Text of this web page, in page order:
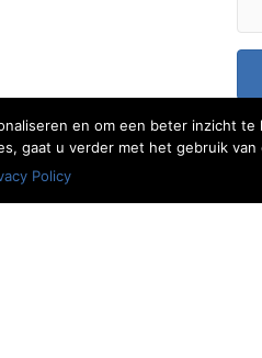
en om een beter inzicht
gaat u verder met het gebruik van
Policy